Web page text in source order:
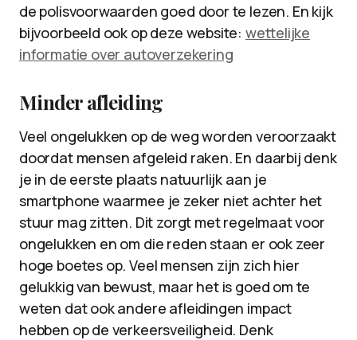
de polisvoorwaarden goed door te lezen. En kijk
bijvoorbeeld ook op deze website: wettelijke
informatie over autoverzekering
Minder afleiding
Veel ongelukken op de weg worden veroorzaakt
doordat mensen afgeleid raken. En daarbij denk
je in de eerste plaats natuurlijk aan je
smartphone waarmee je zeker niet achter het
stuur mag zitten. Dit zorgt met regelmaat voor
ongelukken en om die reden staan er ook zeer
hoge boetes op. Veel mensen zijn zich hier
gelukkig van bewust, maar het is goed om te
weten dat ook andere afleidingen impact
hebben op de verkeersveiligheid. Denk